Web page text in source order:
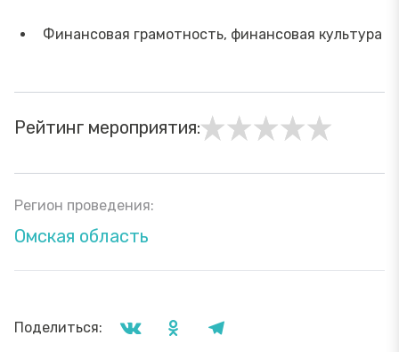
Финансовая грамотность, финансовая культура
Рейтинг мероприятия:
Регион проведения:
Омская область
Поделиться: